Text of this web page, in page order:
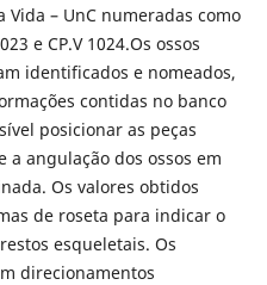
– UnC numeradas como
e CP.V 1024.Os ossos
identificados e nomeados,
contidas no banco
posicionar as peças
angulação dos ossos em
Os valores obtidos
de roseta para indicar o
esqueletais. Os
direcionamentos